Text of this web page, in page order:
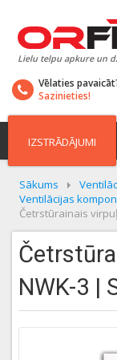
Lielu telpu apkure un
Vēlaties
Sazinieties!
IZSTRĀDĀJUMI
Sākums
Ventilācijas
Četrstūrainais
NWK-3 |